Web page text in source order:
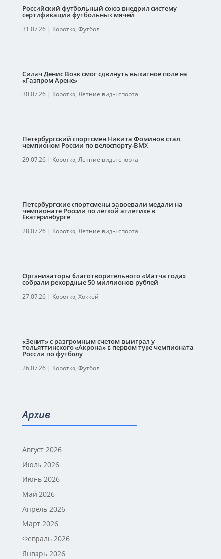
Российский футбольный союз внедрил систему
сертификации футбольных мячей
31.07.26| Коротко, Футбол
Силач Денис Вовк смог сдвинуть выкатное поле на
«Газпром Арене»
30.07.26| Коротко, Летние виды спорта
Петербургский спортсмен Никита Фоминов стал
чемпионом России по велоспорту-ВМХ
29.07.26| Коротко, Летние виды спорта
Петербургские спортсмены завоевали медали на
чемпионате России по легкой атлетике в
Екатеринбурге
28.07.26| Коротко, Летние виды спорта
Организаторы благотворительного «Матча года»
собрали рекордные 50 миллионов рублей
27.07.26| Коротко, Хоккей
«Зенит» с разгромным счетом выиграл у
тольяттинского «Акрона» в первом туре чемпионата
России по футболу
26.07.26| Коротко, Футбол
Архив
Август 2026
Июль 2026
Июнь 2026
Май 2026
Апрель 2026
Март 2026
Февраль 2026
Январь 2026